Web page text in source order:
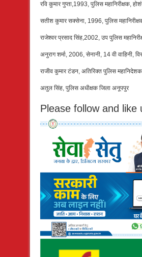
रवि कुमार गुप्ता,1993, पुलिस महानिरीक्षक,
सतीश कुमार सक्सेना, 1996, पुलिस
राजेश्वर प्रसाद सिंह,2002, उप पुलिस
अनुराग शर्मा, 2006, सेनानी, 14 वी वाहिनी,
राजीव कुमार टंडन, अतिरिक्त पुलिस
अतुल सिंह, पुलिस अधीक्षक जिला अनूपपुर
Please follow and like